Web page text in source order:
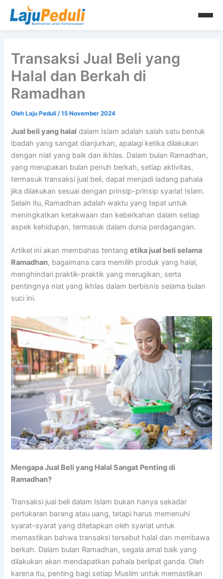
Transaksi Jual Beli yang
Halal dan Berkah di
Ramadhan
Oleh Laju Peduli/15 November 2024
Jual beli yang halal dalam Islam adalah salah satu bentuk
ibadah yang sangat dianjurkan, apalagi ketika dilakukan
dengan niat yang baik dan ikhlas. Dalam bulan Ramadhan,
yang merupakan bulan penuh berkah, setiap aktivitas,
termasuk transaksi jual beli, dapat menjadi ladang pahala
jika dilakukan sesuai dengan prinsip-prinsip syariat Islam.
Selain itu, Ramadhan adalah waktu yang tepat untuk
meningkatkan ketakwaan dan keberkahan dalam setiap
aspek kehidupan, termasuk dalam dunia perdagangan.
Artikel ini akan membahas tentangetika jual beli selama
Ramadhan, bagaimana cara memilih produk yang halal,
menghindari praktik-praktik yang merugikan, serta
pentingnya niat yang ikhlas dalam berbisnis selama bulan
suci ini.
Mengapa Jual Beli yang Halal Sangat Penting di
Ramadhan?
Transaksi jual beli dalam Islam bukan hanya sekadar
pertukaran barang atau uang, tetapi harus memenuhi
syarat-syarat yang ditetapkan oleh syariat untuk
memastikan bahwa transaksi tersebut halal dan membawa
berkah. Dalam bulan Ramadhan, segala amal baik yang
dilakukan akan mendapatkan pahala berlipat ganda. Oleh
karena itu, penting bagi setiap Muslim untuk memastikan